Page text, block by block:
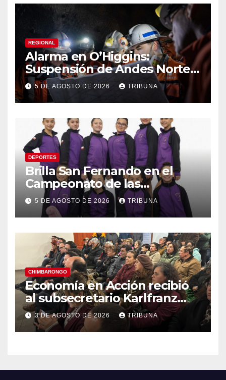
REGIONAL
Alarma en O’Higgins:
Suspensión de Andes Norte
golpea con fuerza el empleo
y la economía regional
5 DE AGOSTO DE 2026 TRIBUNA
DEPORTES
Brilla San Fernando en el
Campeonato de las
Américas: Academia de
Gimnasia Rítmica asegura su
pase a la final internacional
5 DE AGOSTO DE 2026 TRIBUNA
CHIMBARONGO
Economía en Acción recibió
al subsecretario Karlfranz
Koehler en Chimbarongo
3 DE AGOSTO DE 2026 TRIBUNA